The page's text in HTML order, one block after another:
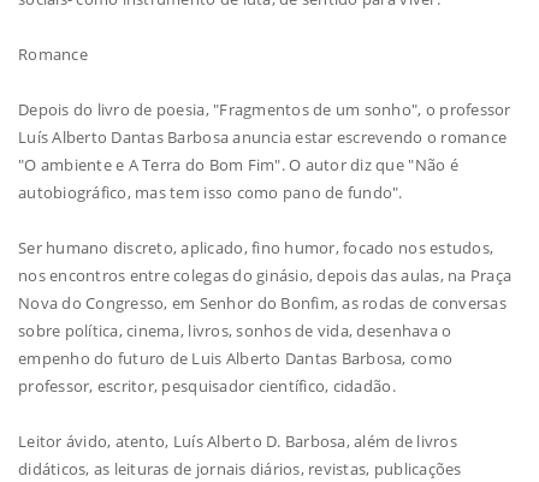
Romance
Depois do livro de poesia, "Fragmentos de um sonho", o professor
Luís Alberto Dantas Barbosa anuncia estar escrevendo o romance
"O ambiente e A Terra do Bom Fim". O autor diz que "Não é
autobiográfico, mas tem isso como pano de fundo".
Ser humano discreto, aplicado, fino humor, focado nos estudos,
nos encontros entre colegas do ginásio, depois das aulas, na Praça
Nova do Congresso, em Senhor do Bonfim, as rodas de conversas
sobre política, cinema, livros, sonhos de vida, desenhava o
empenho do futuro de Luis Alberto Dantas Barbosa, como
professor, escritor, pesquisador científico, cidadão.
Leitor ávido, atento, Luís Alberto D. Barbosa, além de livros
didáticos, as leituras de jornais diários, revistas, publicações